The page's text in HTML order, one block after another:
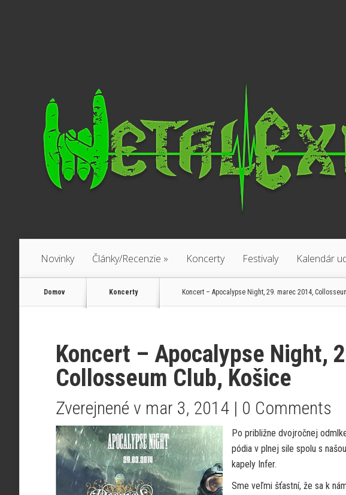
Novinky Články/Recenzie » Koncerty Festivaly Kalendár
Domov Koncerty Koncert – Apocalypse Night, 29. marec 2014,
Koncert – Apocalypse Night,
Collosseum Club, Košice
Zverejnené v mar 3, 2014 | 0 Comments
Po približne dvojročnej
pódia v plnej sile spolu s
kapely Infer.
Sme veľmi šťastní, že sa k